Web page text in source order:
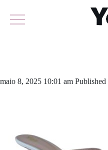
maio 8, 2025 10:01 am Published